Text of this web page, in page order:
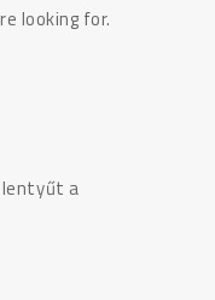
looking for.
a